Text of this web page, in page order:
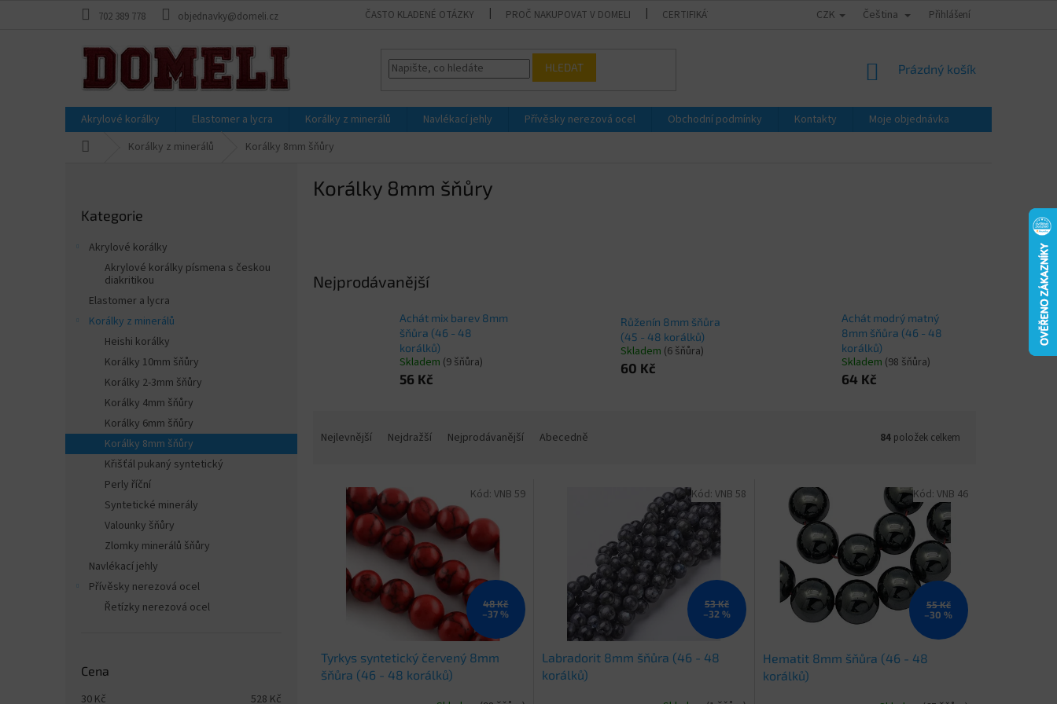
702 389 778 objednavky@domeli.cz ČASTO KLADENÉ OTÁZKY PROČ NAKUPOVAT V DOMELI CERTIFIKÁTY - ZNALECKÉ POSUDKY OBCHODNÍ PODMÍNKY
CZK Čeština Přihlášení
HLEDAT
NÁKUPNÍ
Prázdný košík
Akrylové korálky Elastomer a lycra Korálky z minerálů Navlékací jehly Přívěsky nerezová ocel Obchodní podmínky Kontakty
Moje objednávka
Korálky z minerálů Korálky 8mm šňůry
kategorie
Kategorie
Akrylové korálky
Akrylové korálky písmena s českou
diakritikou
Elastomer a lycra
Korálky z minerálů
Heishi korálky
Korálky 10mm šňůry
Korálky 2-3mm šňůry
Korálky 4mm šňůry
Korálky 6mm šňůry
Korálky 8mm šňůry
Křišťál pukaný syntetický
Perly říční
Syntetické minerály
Valounky šňůry
Zlomky minerálů šňůry
Navlékací jehly
Přívěsky nerezová ocel
Řetízky nerezová ocel
Cena
30 Kč 528 Kč
Korálky 8mm šňůry
Nejprodávanější
Achát mix barev 8mm
šňůra (46 - 48
korálků)
Skladem (9 šňůra)
56 Kč
Růženín 8mm šňůra
(45 - 48 korálků)
Skladem (6 šňůra)
60 Kč
Achát modrý matný
8mm šňůra (46 - 48
korálků)
Skladem (98 šňůra)
64 Kč
Nejlevnější Nejdražší Nejprodávanější Abecedně 84 položek celkem
48 Kč
–37 %
Tyrkys syntetický červený 8mm
šňůra (46 - 48 korálků)
Kód: VNB 59
53 Kč
–32 %
Labradorit 8mm šňůra (46 - 48
korálků)
Kód: VNB 58
55 Kč
–30 %
Hematit 8mm šňůra (46 - 48
korálků)
Kód: VNB 46